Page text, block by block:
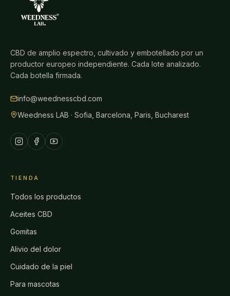
CBD de amplio espectro, cultivado y embotellado por un
productor europeo independiente. Cada lote analizado.
Cada botella firmada.
info@weednesscbd.com
Weedness LAB · Sofia, Barcelona, Paris, Bucharest
TIENDA
Todos los productos
Aceites CBD
Gomitas
Alivio del dolor
Cuidado de la piel
Para mascotas